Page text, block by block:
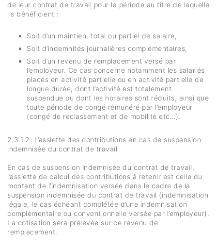
de leur contrat de travail pour la période au titre de laquelle
ils bénéficient :
Soit d’un maintien, total ou partiel de salaire,
Soit d’indemnités journalières complémentaires,
Soit d’un revenu de remplacement versé par
l’employeur. Ce cas concerne notamment les salariés
placés en activité partielle ou en activité partielle de
longue durée, dont l’activité est totalement
suspendue ou dont les horaires sont réduits, ainsi que
toute période de congé rémunéré par l’employeur
(congé de reclassement et de mobilité etc…).
2.3.1.2. L’assiette des contributions en cas de suspension
indemnisée du contrat de travail
En cas de suspension indemnisée du contrat de travail,
l’assiette de calcul des contributions à retenir est celle du
montant de l’indemnisation versée dans le cadre de la
suspension indemnisée du contrat de travail (indemnisation
légale, le cas échéant complétée d’une indemnisation
complémentaire ou conventionnelle versée par l’employeur).
La cotisation sera prélevée sur ce revenu de
remplacement.